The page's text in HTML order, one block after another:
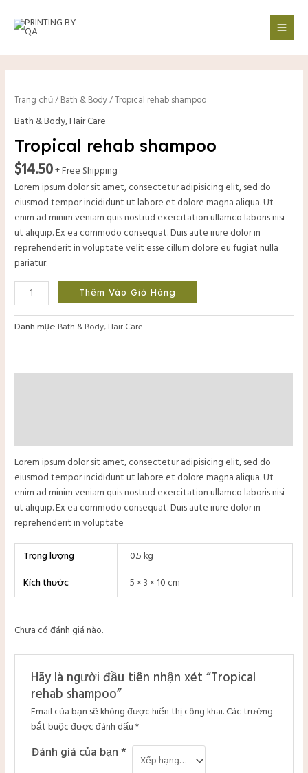
dung
Trang chủ/Bath & Body/ Tropical rehab shampoo
Bath & Body,Hair Care
Tropical rehab shampoo
$14.50+ Free Shipping
Lorem ipsum dolor sit amet, consectetur adipisicing elit, sed do
eiusmod tempor incididunt ut labore et dolore magna aliqua. Ut
enim ad minim veniam quis nostrud exercitation ullamco laboris nisi
ut aliquip. Ex ea commodo consequat. Duis aute irure dolor in
reprehenderit in voluptate velit esse cillum dolore eu fugiat nulla
pariatur.
rehab
số
lượng
Thêm Vào Giỏ Hàng
Danh mục: Bath & Body, Hair Care
Lorem ipsum dolor sit amet, consectetur adipisicing elit, sed do
eiusmod tempor incididunt ut labore et dolore magna aliqua. Ut
enim ad minim veniam quis nostrud exercitation ullamco laboris nisi
ut aliquip. Ex ea commodo consequat. Duis aute irure dolor in
reprehenderit in voluptate
Trọng lượng
0.5 kg
Kích thước
5 × 3 × 10 cm
Chưa có đánh giá nào.
Hãy là người đầu tiên nhận xét “Tropical
rehab shampoo”
Email của bạn sẽ không được hiển thị công khai.Các trường
bắt buộc được đánh dấu*
Đánh giá của bạn*